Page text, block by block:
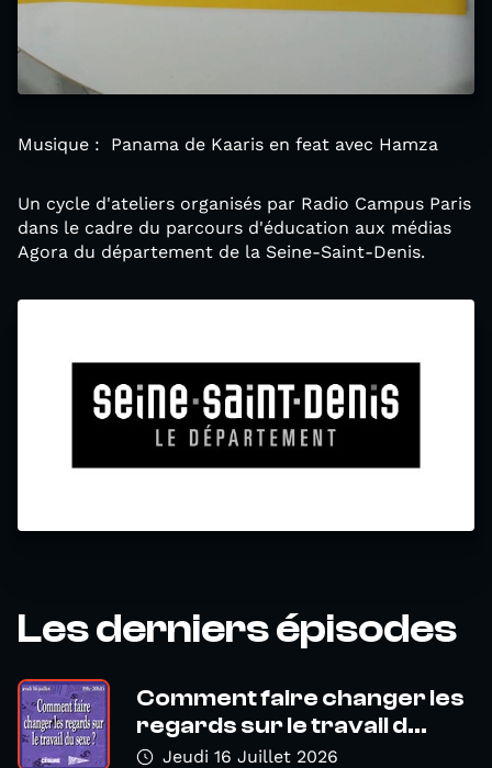
Musique : Panama de Kaaris en feat avec Hamza
Un cycle d'ateliers organisés par Radio Campus Paris
dans le cadre du parcours d'éducation aux médias
Agora du département de la Seine-Saint-Denis.
Les derniers épisodes
Comment faire changer les
regards sur le travail d...
Jeudi 16 Juillet 2026